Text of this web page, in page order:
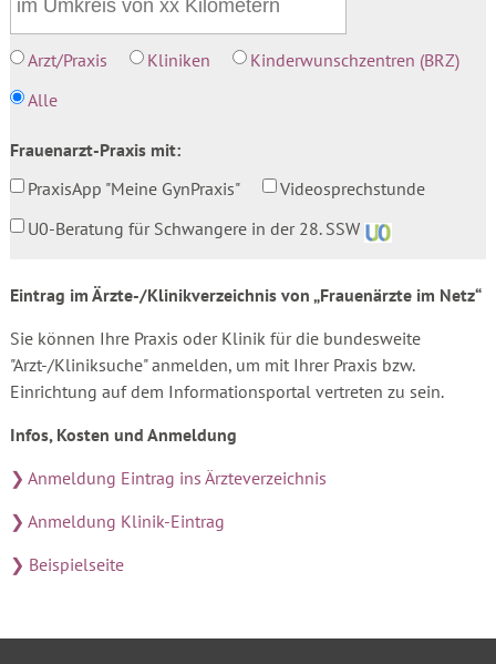
Arzt/Praxis Kliniken
Kinderwunschzentren (BRZ)
Alle
Frauenarzt-Praxis mit:
PraxisApp "Meine GynPraxis"
Videosprechstunde
U0-Beratung für Schwangere in der 28. SSW
Eintrag im Ärzte-/Klinikverzeichnis von „Frauenärzte im Netz“
Sie können Ihre Praxis oder Klinik für die bundesweite
"Arzt-/Kliniksuche" anmelden, um mit Ihrer Praxis bzw.
Einrichtung auf dem Informationsportal vertreten zu sein.
Infos, Kosten und Anmeldung
❯ Anmeldung Eintrag ins Ärzteverzeichnis
❯ Anmeldung Klinik-Eintrag
❯ Beispielseite